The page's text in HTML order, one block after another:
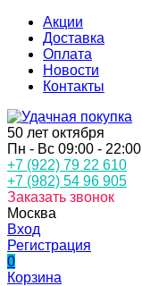
Акции
Доставка
Оплата
Новости
Контакты
50 лет октября
Пн - Вс 09:00 - 22:00
+7 (922) 79 22 610
+7 (982) 54 96 905
Заказать звонок
Москва
Вход
Регистрация
0
Корзина